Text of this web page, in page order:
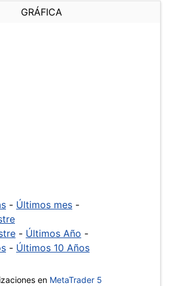
GRÁFICA
- Últimos mes -
- Últimos Año -
- Últimos 10 Años
en MetaTrader 5